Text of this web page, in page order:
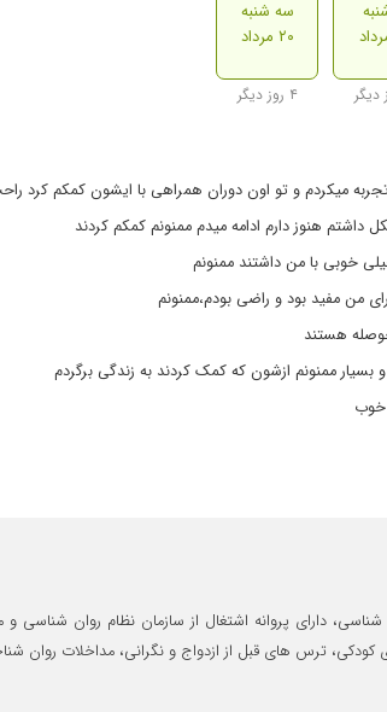
سه شنبه
۲۰ مرداد
۴ روز دیگر
میکردم و تو اون دوران همراهی با ایشون کمکم کرد
داشتم هنوز دارم ادامه میدم ممنونم کمکم کردند
خوبی با من داشتند ممنونم
من مفید بود و راضی بودم،ممنونم
هستند
بسیار ممنونم ازشون که کمک کردند به زندگی برگردم
خوب
ایشون ممنونم بسیار مفید بود
من مشکلات شخصی خودم و غم و افسردگی که دارم. و از
دارای پروانه اشتغال از سازمان نظام روان شناسی
ترس های قبل از ازدواج و نگرانی، مداخلات روان